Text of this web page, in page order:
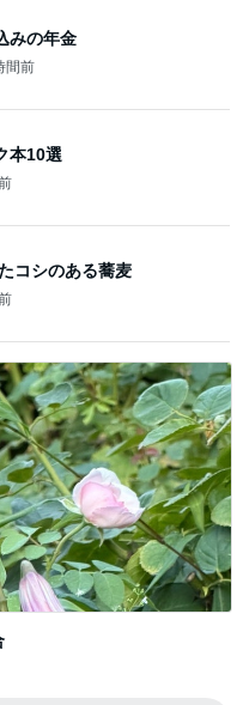
みの年金
間前
本10選
コシのある蕎麦